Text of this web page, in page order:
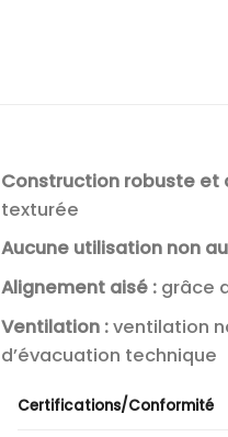
Construction robuste et
texturée
Aucune utilisation non
Alignement aisé : grâce
Ventilation :ventilation
d’évacuation technique
Certifications/Conformité